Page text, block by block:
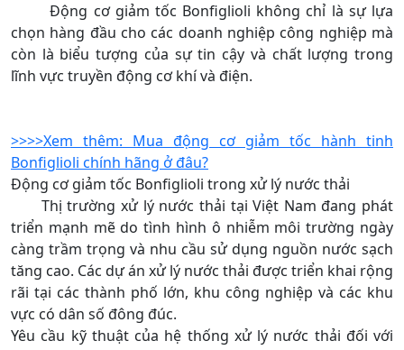
Động cơ giảm tốc Bonfiglioli không chỉ là sự lựa
chọn hàng đầu cho các doanh nghiệp công nghiệp mà
còn là biểu tượng của sự tin cậy và chất lượng trong
lĩnh vực truyền động cơ khí và điện.
>>>>Xem thêm: Mua động cơ giảm tốc hành tinh
Bonfiglioli chính hãng ở đâu?
Động cơ giảm tốc Bonfiglioli trong xử lý nước thải
Thị trường xử lý nước thải tại Việt Nam đang phát
triển mạnh mẽ do tình hình ô nhiễm môi trường ngày
càng trầm trọng và nhu cầu sử dụng nguồn nước sạch
tăng cao. Các dự án xử lý nước thải được triển khai rộng
rãi tại các thành phố lớn, khu công nghiệp và các khu
vực có dân số đông đúc.
Yêu cầu kỹ thuật của hệ thống xử lý nước thải đối với